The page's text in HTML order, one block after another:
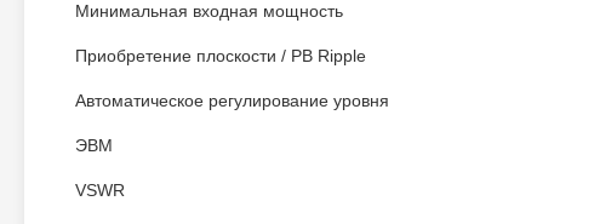
Минимальная входная мощность
Приобретение плоскости / PB Ripple
Автоматическое регулирование уровня
ЭВМ
VSWR